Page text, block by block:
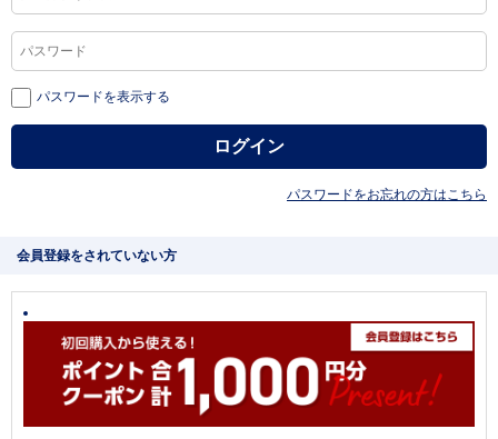
パスワードを表示する
パスワードをお忘れの方はこちら
会員登録をされていない方